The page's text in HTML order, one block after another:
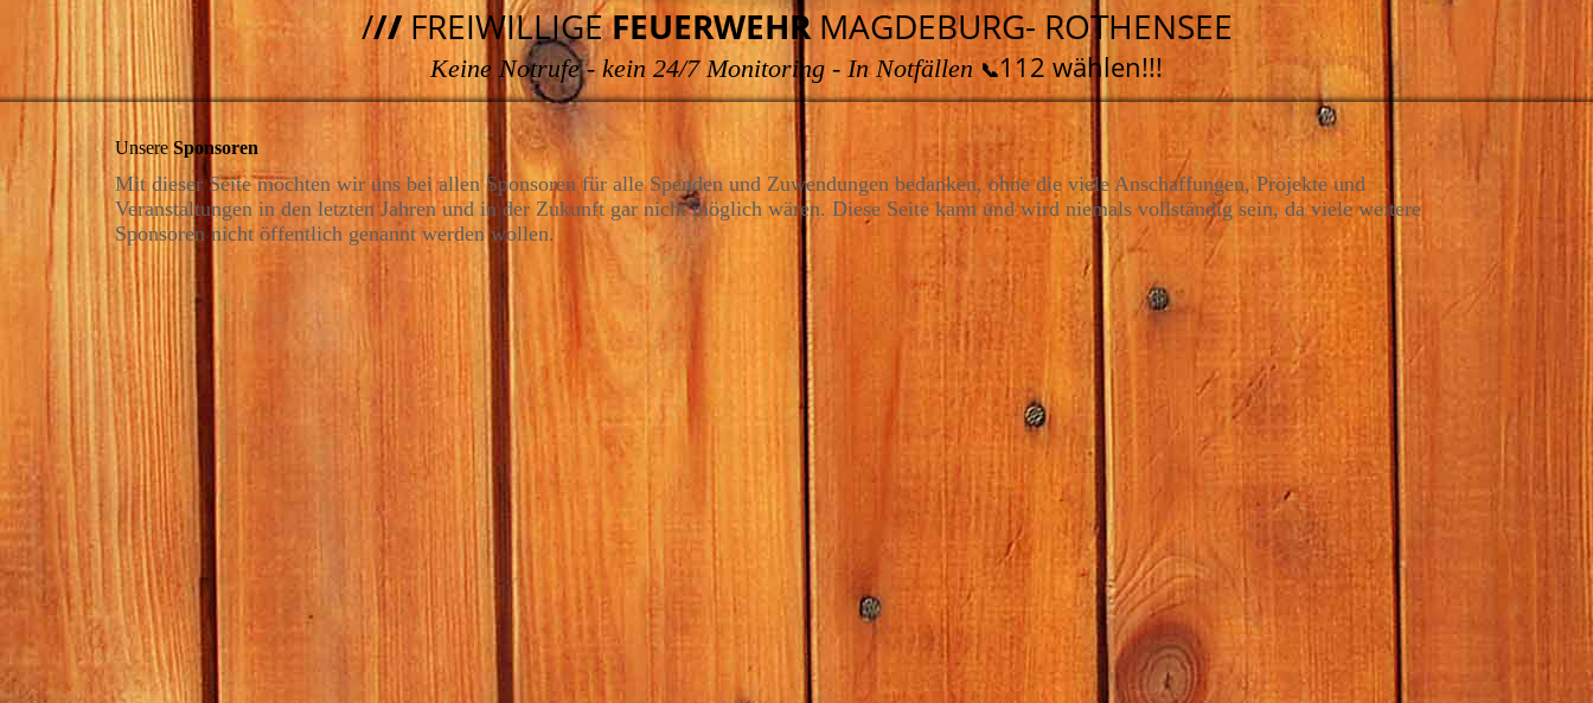
/// FREIWILLIGEFEUERWEHR MAGDEBURG- ROTHENSEE
Keine Notrufe - kein 24/7 Monitoring - In Notfällen 📞112 wählen!!!
Unsere Sponsoren
Mit dieser Seite möchten wir uns bei allen Sponsoren für alle Spenden und Zuwendungen bedanken, ohne die viele Anschaffungen, Projekte und
Veranstaltungen in den letzten Jahren und in der Zukunft gar nicht möglich wären. Diese Seite kann und wird niemals vollständig sein, da viele weitere
Sponsoren nicht öffentlich genannt werden wollen.
Müllheizkraftwerk Magdeburg-Rothensee